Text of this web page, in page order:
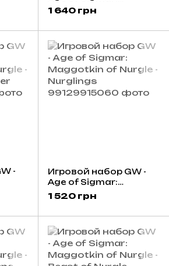
-
Maggotkin of Nurgle -
Plaguebearers
1 640 грн
-
-
Игровой набор GW -
Age of Sigmar:
Maggotkin of Nurgle -
Nurglings
1 520 грн